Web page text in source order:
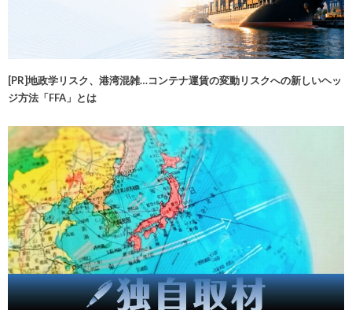
[PR]地政学リスク、港湾混雑…コンテナ運賃の変動リスクへの新しいヘッ
ジ方法「FFA」とは